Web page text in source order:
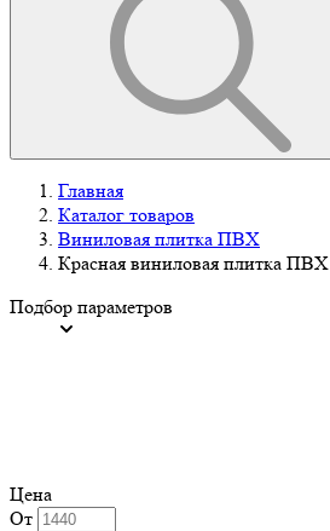
Главная
Каталог товаров
Виниловая плитка ПВХ
Красная виниловая плитка ПВХ
Подбор параметров
Цена
От